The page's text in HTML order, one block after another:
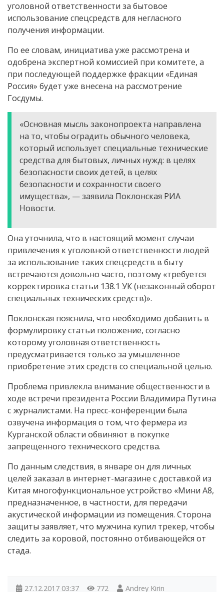
уголовной ответственности за бытовое
использование спецсредств для негласного
получения информации.
По ее словам, инициатива уже рассмотрена и
одобрена экспертной комиссией при комитете, а
при последующей поддержке фракции «Единая
Россия» будет уже внесена на рассмотрение
Госдумы.
«Основная мысль законопроекта направлена
на то, чтобы оградить обычного человека,
который использует специальные технические
средства для бытовых, личных нужд: в целях
безопасности своих детей, в целях
безопасности и сохранности своего
имущества», — заявила Поклонская РИА
Новости.
Она уточнила, что в настоящий момент случаи
привлечения к уголовной ответственности людей
за использование таких спецсредств в быту
встречаются довольно часто, поэтому «требуется
корректировка статьи 138.1 УК (незаконный оборот
специальных технических средств)».
Поклонская пояснила, что необходимо добавить в
формулировку статьи положение, согласно
которому уголовная ответственность
предусматривается только за умышленное
приобретение этих средств со специальной целью.
Проблема привлекла внимание общественности в
ходе встречи президента России Владимира Путина
с журналистами. На пресс-конференции была
озвучена информация о том, что фермера из
Курганской области обвиняют в покупке
запрещенного технического средства.
По данным следствия, в январе он для личных
целей заказал в интернет-магазине с доставкой из
Китая многофункциональное устройство «Мини А8,
предназначенное, в частности, для передачи
акустической информации из помещения. Сторона
защиты заявляет, что мужчина купил трекер, чтобы
следить за коровой, постоянно отбивающейся от
стада.
27.12.2017 03:37 772 Andrey Kirin